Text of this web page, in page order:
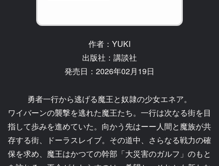
作者：YUKI
出版社：講談社
発売日：2026年02月19日
勇者一行から逃げる魔王と奴隷の少女エネア。
ワイバーンの襲撃を逃れた魔王たち。一行は次なる街を目
指して歩みを進めていた。向かう先はーー人間と魔族が共
存する街、ドーラスレイブ。その道中、さらなる戦力の確
保を求め、魔王はかつての幹部「大災害のガルフ」のもと